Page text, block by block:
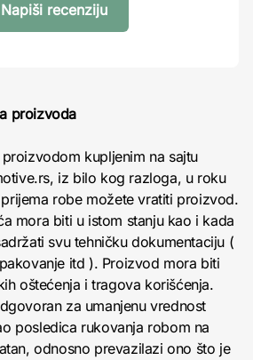
Napiši recenziju
proizvoda
kupljenim na sajtu
iz bilo kog razloga, u roku
robe možete vratiti proizvod.
mora biti u istom stanju kao i kada
svu tehničku dokumentaciju (
itd ). Proizvod mora biti
oštećenja i tragova korišćenja.
za umanjenu vrednost
posledica rukovanja robom na
odnosno prevazilazi ono što je